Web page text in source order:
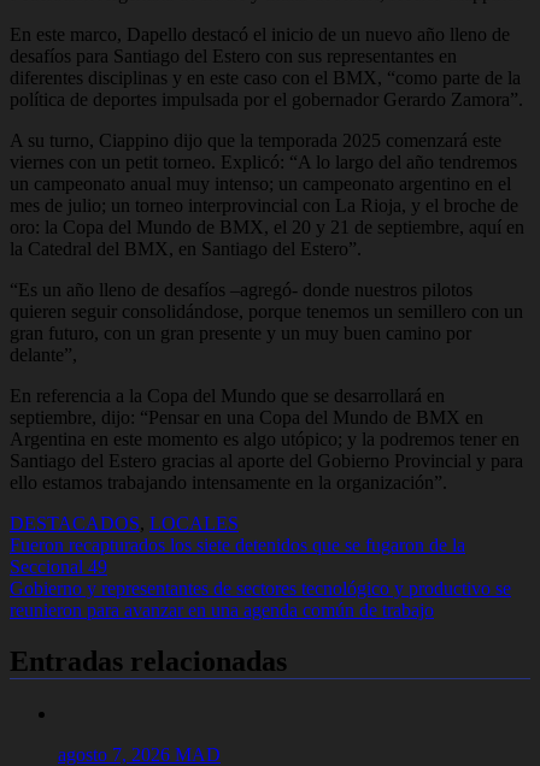
En este marco, Dapello destacó el inicio de un nuevo año lleno de
desafíos para Santiago del Estero con sus representantes en
diferentes disciplinas y en este caso con el BMX, “como parte de la
política de deportes impulsada por el gobernador Gerardo Zamora”.
A su turno, Ciappino dijo que la temporada 2025 comenzará este
viernes con un petit torneo. Explicó: “A lo largo del año tendremos
un campeonato anual muy intenso; un campeonato argentino en el
mes de julio; un torneo interprovincial con La Rioja, y el broche de
oro: la Copa del Mundo de BMX, el 20 y 21 de septiembre, aquí en
la Catedral del BMX, en Santiago del Estero”.
“Es un año lleno de desafíos –agregó- donde nuestros pilotos
quieren seguir consolidándose, porque tenemos un semillero con un
gran futuro, con un gran presente y un muy buen camino por
delante”,
En referencia a la Copa del Mundo que se desarrollará en
septiembre, dijo: “Pensar en una Copa del Mundo de BMX en
Argentina en este momento es algo utópico; y la podremos tener en
Santiago del Estero gracias al aporte del Gobierno Provincial y para
ello estamos trabajando intensamente en la organización”.
DESTACADOS, LOCALES
Navegación
de
entradas
Fueron recapturados los siete detenidos que se fugaron de la
Seccional 49
Gobierno y representantes de sectores tecnológico y productivo se
reunieron para avanzar en una agenda común de trabajo
Entradas relacionadas
agosto 7, 2026 MAD